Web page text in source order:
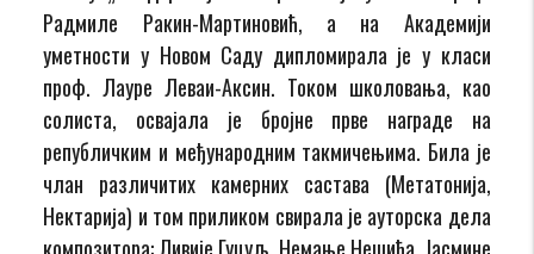
Радмиле Ракин-Мартиновић, а на Академији
уметности у Новом Саду дипломирала је у класи
проф. Лауре Леваи-Аксин. Током школовања, као
солиста, освајала је бројне прве награде на
републичким и међународним такмичењима. Била је
члан различитих камерних састава (Метатонија,
Нектарија) и том приликом свирала је ауторска дела